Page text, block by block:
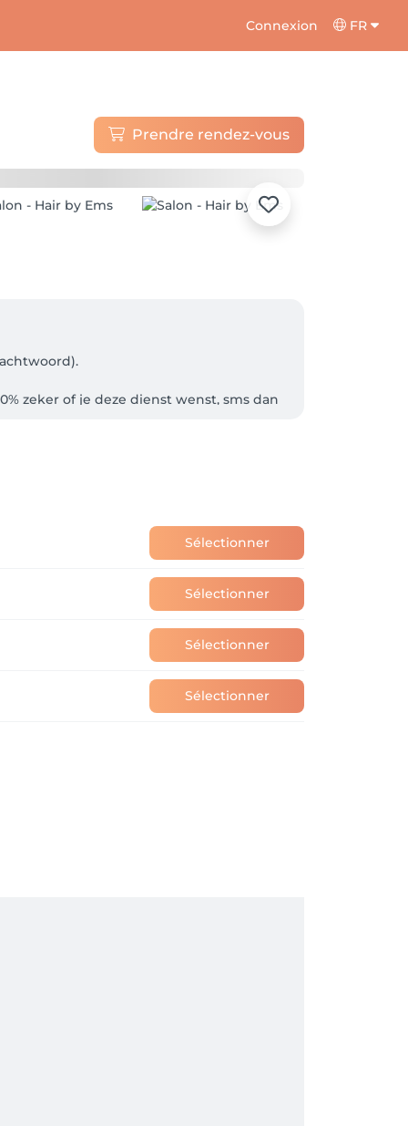
Connexion FR
Prendre rendez-vous
zeker of je deze dienst wenst, sms dan
Sélectionner
Sélectionner
Sélectionner
Sélectionner